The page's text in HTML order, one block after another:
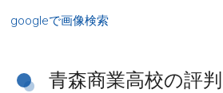
googleで画像検索
青森商業高校の評判